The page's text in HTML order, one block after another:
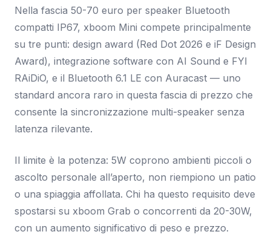
Nella fascia 50-70 euro per speaker Bluetooth
compatti IP67, xboom Mini compete principalmente
su tre punti: design award (Red Dot 2026 e iF Design
Award), integrazione software con AI Sound e FYI
RAiDiO, e il Bluetooth 6.1 LE con Auracast — uno
standard ancora raro in questa fascia di prezzo che
consente la sincronizzazione multi-speaker senza
latenza rilevante.
Il limite è la potenza: 5W coprono ambienti piccoli o
ascolto personale all’aperto, non riempiono un patio
o una spiaggia affollata. Chi ha questo requisito deve
spostarsi su xboom Grab o concorrenti da 20-30W,
con un aumento significativo di peso e prezzo.